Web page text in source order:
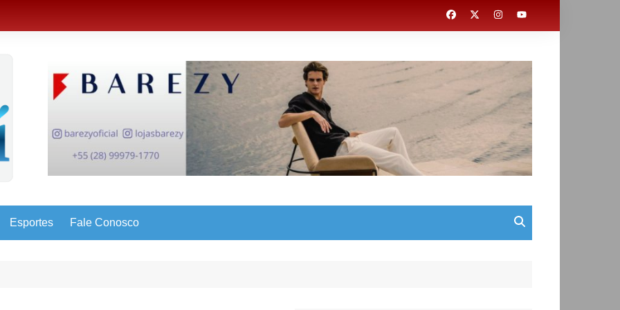
Esportes Fale Conosco